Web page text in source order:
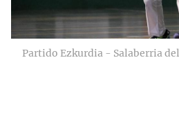
Partido Ezkurdia - Salaberria